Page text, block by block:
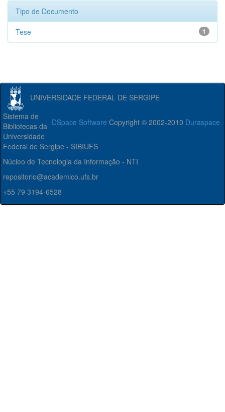
Tipo de Documento
1
Tese
UNIVERSIDADE FEDERAL DE SERGIPE
DSpace Software Copyright © 2002-2010 Duraspace
Sistema de
Bibliotecas da
Universidade
Federal de Sergipe - SIBIUFS
Núcleo de Tecnologia da Informação - NTI
repositorio@academico.ufs.br
+55 79 3194-6528